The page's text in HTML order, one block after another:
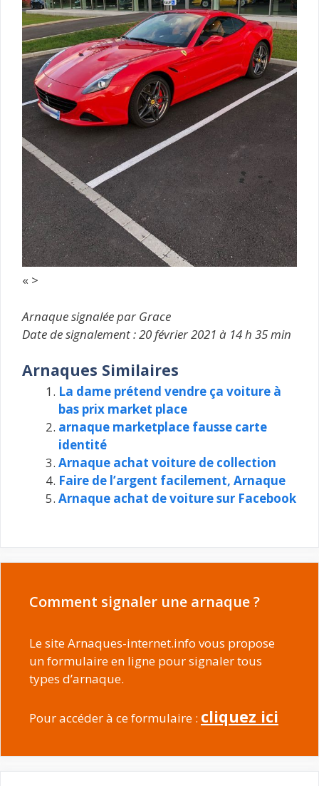
« >
Arnaque signalée par Grace
Date de signalement : 20 février 2021 à 14 h 35 min
Arnaques Similaires
La dame prétend vendre ça voiture à
bas prix market place
arnaque marketplace fausse carte
identité
Arnaque achat voiture de collection
Faire de l’argent facilement, Arnaque
Arnaque achat de voiture sur Facebook
Comment signaler une arnaque ?
Le site Arnaques-internet.info vous propose
un formulaire en ligne pour signaler tous
types d’arnaque.
Pour accéder à ce formulaire : cliquez ici